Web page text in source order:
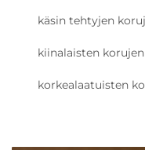
käsin tehtyjen
kiinalaisten
korkealaatuisten